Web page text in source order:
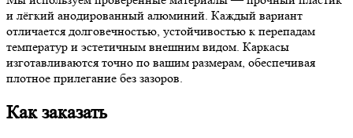
и лёгкий анодированный алюминий. Каждый вариант
отличается долговечностью, устойчивостью к перепадам
температур и эстетичным внешним видом. Каркасы
изготавливаются точно по вашим размерам, обеспечивая
плотное прилегание без зазоров.
Как заказать